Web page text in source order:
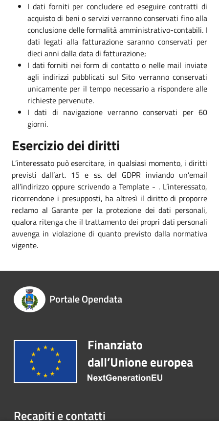
I dati forniti per concludere ed eseguire contratti di
acquisto di beni o servizi verranno conservati fino alla
conclusione delle formalità amministrativo-contabili. I
dati legati alla fatturazione saranno conservati per
dieci anni dalla data di fatturazione;
I dati forniti nei form di contatto o nelle mail inviate
agli indirizzi pubblicati sul Sito verranno conservati
unicamente per il tempo necessario a rispondere alle
richieste pervenute.
I dati di navigazione verranno conservati per 60
giorni.
Esercizio dei diritti
L’interessato può esercitare, in qualsiasi momento, i diritti
previsti dall’art. 15 e ss. del GDPR inviando un’email
all’indirizzo oppure scrivendo a Template - . L’interessato,
ricorrendone i presupposti, ha altresì il diritto di proporre
reclamo al Garante per la protezione dei dati personali,
qualora ritenga che il trattamento dei propri dati personali
avvenga in violazione di quanto previsto dalla normativa
vigente.
Portale Opendata
Recapiti e contatti